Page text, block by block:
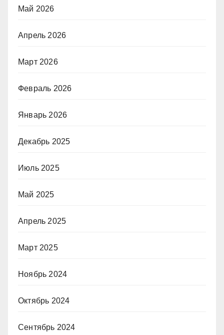
Май 2026
Апрель 2026
Март 2026
Февраль 2026
Январь 2026
Декабрь 2025
Июль 2025
Май 2025
Апрель 2025
Март 2025
Ноябрь 2024
Октябрь 2024
Сентябрь 2024